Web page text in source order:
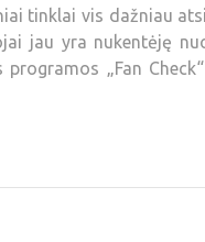
tinklai vis dažniau
jau yra nukentėję
programos „Fan